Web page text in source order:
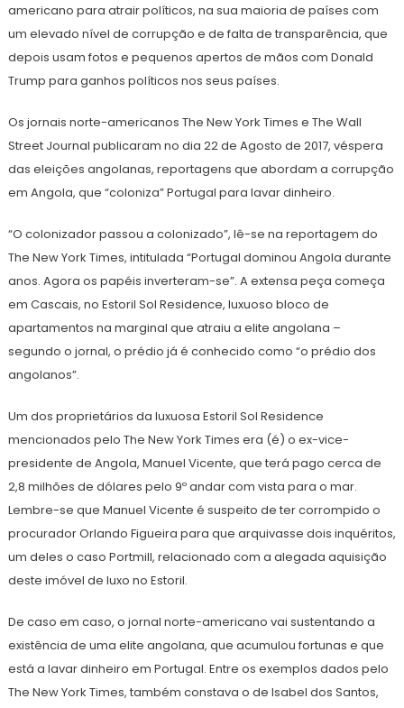
americano para atrair políticos, na sua maioria de países com
um elevado nível de corrupção e de falta de transparência, que
depois usam fotos e pequenos apertos de mãos com Donald
Trump para ganhos políticos nos seus países.
Os jornais norte-americanos The New York Times e The Wall
Street Journal publicaram no dia 22 de Agosto de 2017, véspera
das eleições angolanas, reportagens que abordam a corrupção
em Angola, que “coloniza” Portugal para lavar dinheiro.
“O colonizador passou a colonizado”, lê-se na reportagem do
The New York Times, intitulada “Portugal dominou Angola durante
anos. Agora os papéis inverteram-se”. A extensa peça começa
em Cascais, no Estoril Sol Residence, luxuoso bloco de
apartamentos na marginal que atraiu a elite angolana –
segundo o jornal, o prédio já é conhecido como “o prédio dos
angolanos”.
Um dos proprietários da luxuosa Estoril Sol Residence
mencionados pelo The New York Times era (é) o ex-vice-
presidente de Angola, Manuel Vicente, que terá pago cerca de
2,8 milhões de dólares pelo 9º andar com vista para o mar.
Lembre-se que Manuel Vicente é suspeito de ter corrompido o
procurador Orlando Figueira para que arquivasse dois inquéritos,
um deles o caso Portmill, relacionado com a alegada aquisição
deste imóvel de luxo no Estoril.
De caso em caso, o jornal norte-americano vai sustentando a
existência de uma elite angolana, que acumulou fortunas e que
está a lavar dinheiro em Portugal. Entre os exemplos dados pelo
The New York Times, também constava o de Isabel dos Santos,